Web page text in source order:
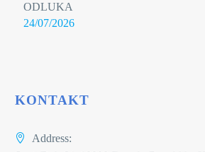
ODLUKA
24/07/2026
KONTAKT
Address: